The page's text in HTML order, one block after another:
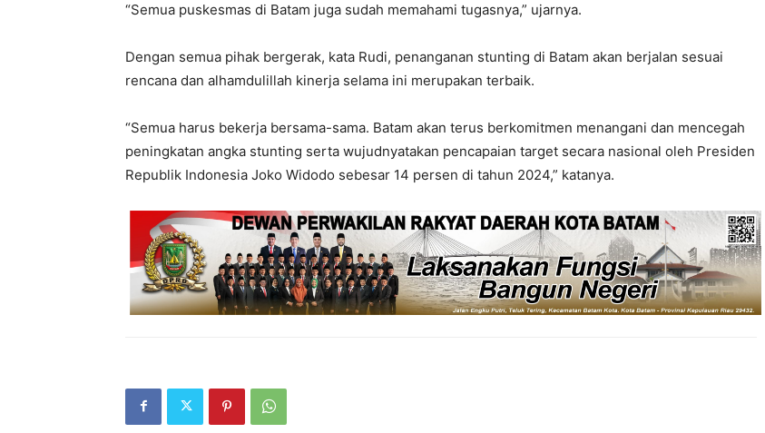
“Semua puskesmas di Batam juga sudah memahami tugasnya,” ujarnya.
Dengan semua pihak bergerak, kata Rudi, penanganan stunting di Batam akan berjalan sesuai
rencana dan alhamdulillah kinerja selama ini merupakan terbaik.
“Semua harus bekerja bersama-sama. Batam akan terus berkomitmen menangani dan mencegah
peningkatan angka stunting serta wujudnyatakan pencapaian target secara nasional oleh Presiden
Republik Indonesia Joko Widodo sebesar 14 persen di tahun 2024,” katanya.